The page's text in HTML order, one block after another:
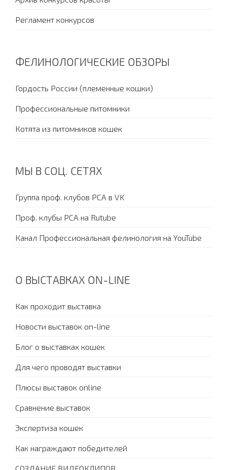
Регламент конкурсов
ФЕЛИНОЛОГИЧЕСКИЕ ОБЗОРЫ
Гордость России (племенные кошки)
Профессиональные питомники
Котята из питомников кошек
МЫ В СОЦ. СЕТЯХ
Группа проф. клубов PCA в VK
Проф. клубы PCA на Rutube
Канал Профессиональная фелинология на YouTube
О ВЫСТАВКАХ ON-LINE
Как проходит выставка
Новости выставок on-line
Блог о выставках кошек
Для чего проводят выставки
Плюсы выставок online
Сравнение выставок
Экспертиза кошек
Как награждают победителей